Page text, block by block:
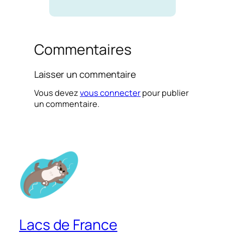
Commentaires
Laisser un commentaire
Vous devezvous connecterpour publier
un commentaire.
Lacs de France